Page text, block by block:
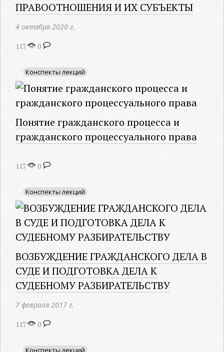
ПРАВООТНОШЕНИЯ И ИХ СУБЪЕКТЫ
4 октября 2020 г.
117 0
Конспекты лекций
Понятие гражданского процесса и
гражданского процессуального права
117 0
Конспекты лекций
ВОЗБУЖДЕНИЕ ГРАЖДАНСКОГО ДЕЛА В
СУДЕ И ПОДГОТОВКА ДЕЛА К
СУДЕБНОМУ РАЗБИРАТЕЛЬСТВУ
7 февраля 2017 г.
117 0
Конспекты лекций